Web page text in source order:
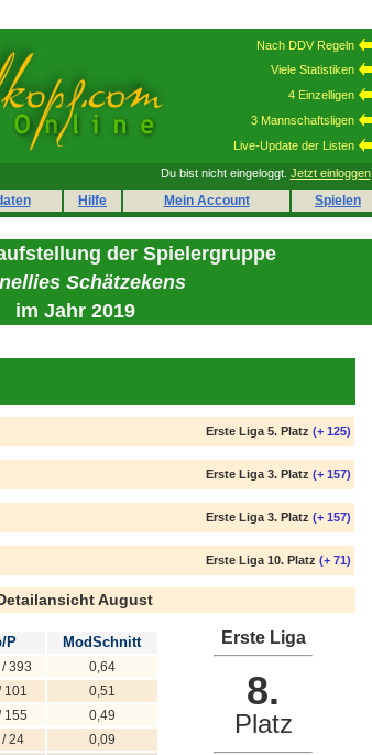
Nach DDV Regeln
Viele Statistiken
4 Einzelligen
3 Mannschaftsligen
Live-Update der Listen
Du bist nicht eingeloggt. Jetzt einloggen.
Hilfe Mein Account Spielen
der Spielergruppe
Schätzekens
im Jahr 2019
Erste Liga 5. Platz (+ 125)
Erste Liga 3. Platz (+ 157)
Erste Liga 3. Platz (+ 157)
Erste Liga 10. Platz (+ 71)
August
P ModSchnitt
393
0,64
101
0,51
155
0,49
/ 24
0,09
Erste Liga
8.
Platz